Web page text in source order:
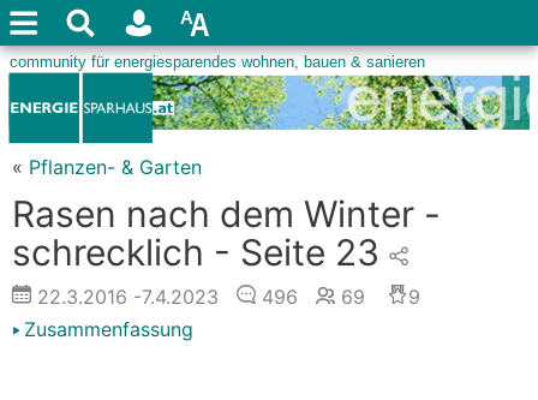
« Pflanzen- & Garten
Rasen nach dem Winter -
schrecklich - Seite 23
22.3.2016 -7.4.2023 496 69
9
Zusammenfassung